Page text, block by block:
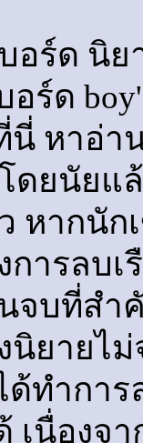
อร์ด นิ
อร์ด
นี่ หาอ่า
ดยนัยแ
หากนัก
การลบเ
จบที่สำ
นิยายไม่
ด้ทำกา
เนื่องจ